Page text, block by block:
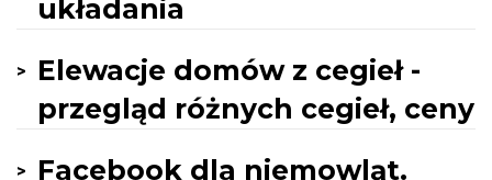
układania
Elewacje domów z cegieł -
przegląd różnych cegieł, ceny
Facebook dla niemowląt.